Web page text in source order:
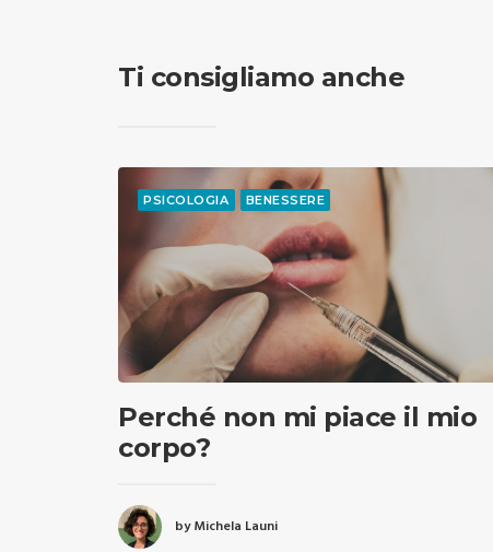
Ti consigliamo anche
PSICOLOGIA BENESSERE
Perché non mi piace il mio
corpo?
by Michela Launi